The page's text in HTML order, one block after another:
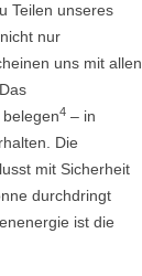
Teilen unseres
nur
uns mit allen
4 – in
Die
mit Sicherheit
durchdringt
ist die